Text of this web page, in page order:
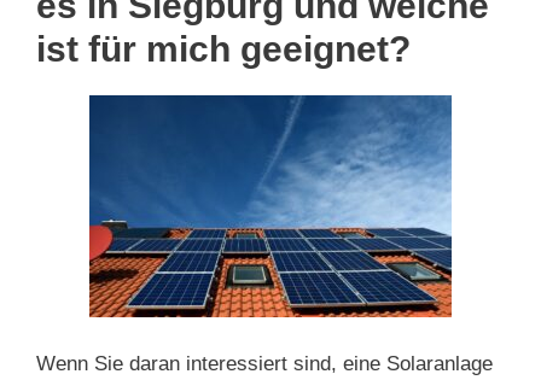
ist für mich geeignet?
Wenn Sie daran interessiert sind, eine Solaranlage